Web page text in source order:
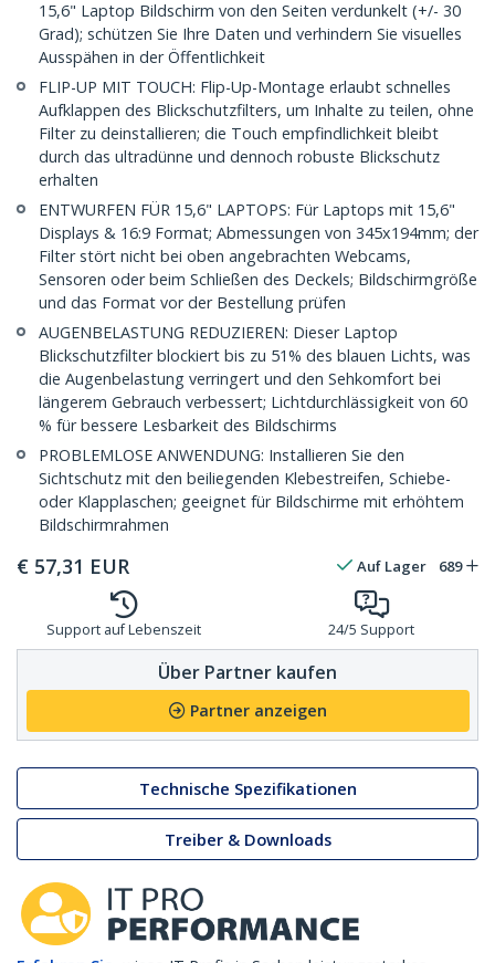
15,6" Laptop Bildschirm von den Seiten verdunkelt (+/- 30
Grad); schützen Sie Ihre Daten und verhindern Sie visuelles
Ausspähen in der Öffentlichkeit
FLIP-UP MIT TOUCH: Flip-Up-Montage erlaubt schnelles
Aufklappen des Blickschutzfilters, um Inhalte zu teilen, ohne
Filter zu deinstallieren; die Touch empfindlichkeit bleibt
durch das ultradünne und dennoch robuste Blickschutz
erhalten
ENTWURFEN FÜR 15,6" LAPTOPS: Für Laptops mit 15,6"
Displays & 16:9 Format; Abmessungen von 345x194mm; der
Filter stört nicht bei oben angebrachten Webcams,
Sensoren oder beim Schließen des Deckels; Bildschirmgröße
und das Format vor der Bestellung prüfen
AUGENBELASTUNG REDUZIEREN: Dieser Laptop
Blickschutzfilter blockiert bis zu 51% des blauen Lichts, was
die Augenbelastung verringert und den Sehkomfort bei
längerem Gebrauch verbessert; Lichtdurchlässigkeit von 60
% für bessere Lesbarkeit des Bildschirms
PROBLEMLOSE ANWENDUNG: Installieren Sie den
Sichtschutz mit den beiliegenden Klebestreifen, Schiebe-
oder Klapplaschen; geeignet für Bildschirme mit erhöhtem
Bildschirmrahmen
€ 57,31 EUR Auf Lager 689
Support auf Lebenszeit 24/5 Support
Über Partner kaufen
Partner anzeigen
Technische Spezifikationen
Treiber & Downloads